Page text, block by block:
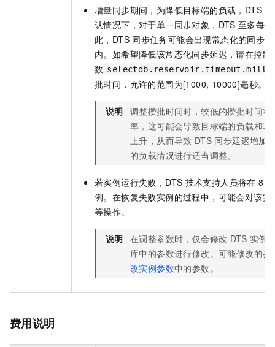
增量同步期间，为降低目标端的负载，DTS
认情况下，对于单一同步对象，DTS 至多每
此，DTS 同步任务可能会出现常态化的同步
内。如希望降低该常态化同步延迟，请在控制
数
批时间，允许的范围为[1000, 10000]毫秒。
说明 调整攒批时间时，较低的攒批时间将
率，这可能会导致目标端的负载和
上升，从而导致 DTS 同步延迟增加
的负载情况进行适当调整。
若实例运行失败，DTS 技术支持人员将在 8
例。在恢复失败实例的过程中，可能会对该
等操作。
说明 在调整参数时，仅会修改 DTS 实例
库中的参数进行修改。 可能修改的参
改实例参数中的参数。
费用说明